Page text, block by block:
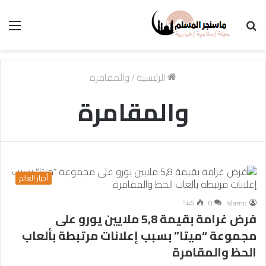
الرئيسية/والمقامرة
والمقامرة
أخبار العالم
islamic
0
146
فرض غرامة بقيمة 5,8 ملايين يورو على
مجموعة “ميتا” بسبب إعلانات مرتبطة بألعاب
الحظ والمقامرة